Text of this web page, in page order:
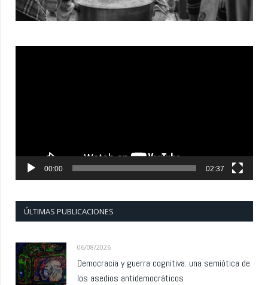
00:00 02:37
ÚLTIMAS PUBLICACIONES
06/08/2026
Democracia y guerra cognitiva: una semiótica de
los asedios antidemocráticos